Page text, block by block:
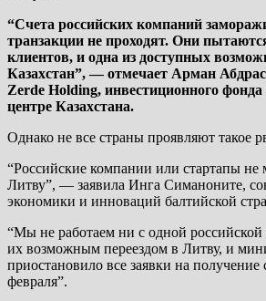
“Счета российских компаний
транзакции не проходят. Они
клиентов, и одна из доступных
Казахстан”, — отмечает Арман
Zerde Holding, инвестиционного
центре Казахстана.
Однако не все страны проявляют такое
“Российские компании или стартапы не
Литву”, — заявила Инга Симаноните,
экономики и инноваций балтийской
“Мы не работаем ни с одной российской
их возможным переездом в Литву, и
приостановило все заявки на получение
февраля”.